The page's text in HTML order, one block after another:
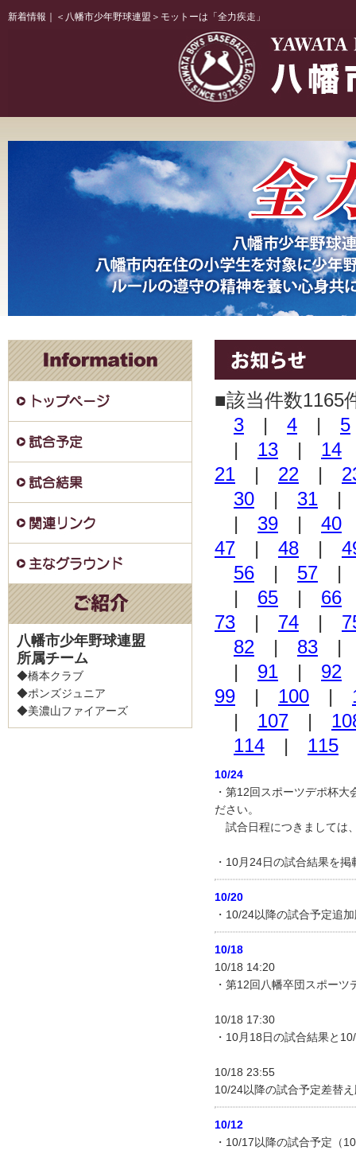
新着情報｜＜八幡市少年野球連盟＞モットーは「全力疾走」
八幡市少年野球連盟
所属チーム
◆橋本クラブ
◆ポンズジュニア
◆美濃山ファイアーズ
■該当件数
3 | 4 | 5
| 13 | 14
21 | 22 |
30 | 31
| 39 | 40
47 | 48 |
56 | 57
| 65 | 66
73 | 74 |
82 | 83
| 91 | 92
99 | 100 |
| 107 |
114 | 115
10/24
・第12回スポーツデポ杯
ださい。
試合日程につきましては
・10月24日の試合結果を
10/20
・10/24以降の試合予定追
10/18
10/18 14:20
・第12回八幡卒団スポー
10/18 17:30
・10月18日の試合結果と
10/18 23:55
10/24以降の試合予定差替
10/12
・10/17以降の試合予定（